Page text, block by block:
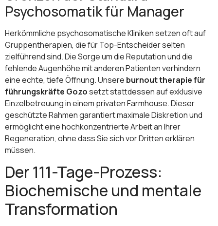
Psychosomatik für Manager
Herkömmliche psychosomatische Kliniken setzen oft auf
Gruppentherapien, die für Top-Entscheider selten
zielführend sind. Die Sorge um die Reputation und die
fehlende Augenhöhe mit anderen Patienten verhindern
eine echte, tiefe Öffnung. Unsere burnout therapie für
führungskräfte Gozosetzt stattdessen auf exklusive
Einzelbetreuung in einem privaten Farmhouse. Dieser
geschützte Rahmen garantiert maximale Diskretion und
ermöglicht eine hochkonzentrierte Arbeit an Ihrer
Regeneration, ohne dass Sie sich vor Dritten erklären
müssen.
Der 111-Tage-Prozess:
Biochemische und mentale
Transformation